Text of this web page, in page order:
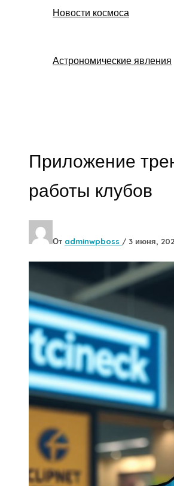
Новости космоса
Астрономические явления
Приложение
работы клубов
От adminwpboss / 3 июня,